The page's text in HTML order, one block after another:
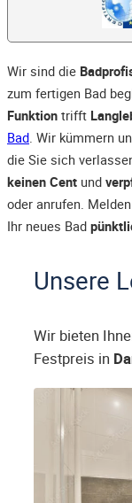
Wir sind die
zum fertigen Bad
Funktion trifft
Bad. Wir kümmern
die Sie sich
keinen Cent und
oder anrufen.
Ihr neues Bad
Unsere
Wir bieten
Festpreis in